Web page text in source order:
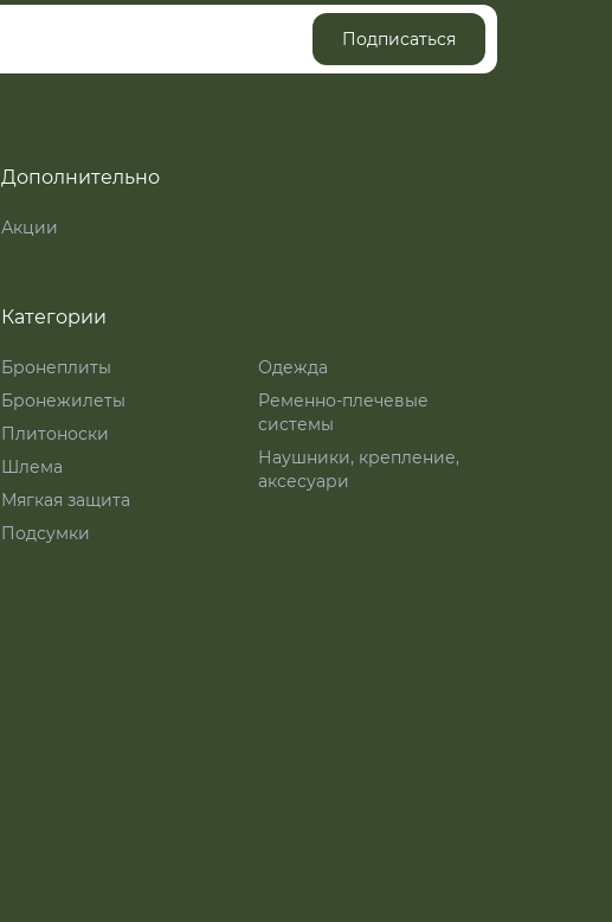
Подписаться
Дополнительно
Акции
Категории
Бронеплиты
Бронежилеты
Плитоноски
Шлема
Мягкая защита
Подсумки
Одежда
Ременно-плечевые
системы
Наушники, крепление,
аксесуари